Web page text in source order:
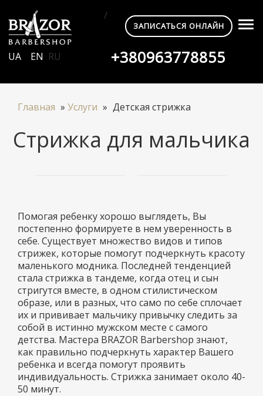
ЗАПИСАТЬСЯ ОНЛАЙН
/
+380963778855
RU
UA EN
Главная » Услуги » Детская стрижка
Стрижка для мальчика
Помогая ребенку хорошо выглядеть, Вы
постепенно формируете в нем уверенность в
себе. Существует множество видов и типов
стрижек, которые помогут подчеркнуть красоту
маленького модника. Последней тенденцией
стала стрижка в тандеме, когда отец и сын
стригутся вместе, в одном стилистическом
образе, или в разных, что само по себе сплочает
их и прививает мальчику привычку следить за
собой в истинно мужском месте с самого
детства. Мастера BRAZOR Barbershop знают,
как правильно подчеркнуть характер Вашего
ребенка и всегда помогут проявить
индивидуальность. Стрижка занимает около 40-
50 минут.